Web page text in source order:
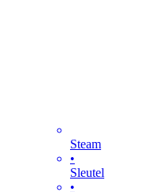
Steam
•
Sleutel
•